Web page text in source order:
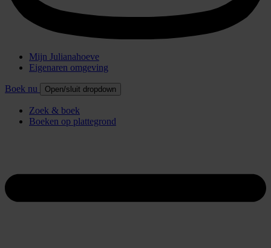
Mijn Julianahoeve
Eigenaren omgeving
Boek nu Open/sluit dropdown
Zoek & boek
Boeken op plattegrond